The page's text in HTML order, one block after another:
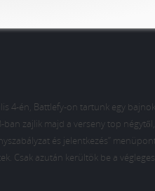
4-én, Battlefy-on tartunk egy
zajlik majd a verseny top
és jelentkezés”
Csak azután kerültök be a